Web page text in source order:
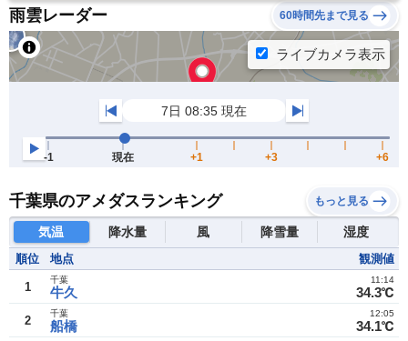
雨雲レーダー 60時間先まで見る
千葉県のアメダスランキング もっと見る
気温 降水量 風 降雪量 湿度
順位 地点 観測値
1 牛久
千葉
34.3℃
11:14
2 船橋
千葉
34.1℃
12:05